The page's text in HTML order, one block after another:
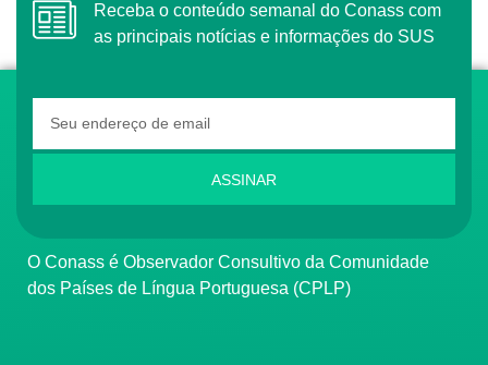
Receba o conteúdo semanal do Conass com
as principais notícias e informações do SUS
ASSINAR
O Conass é Observador Consultivo da Comunidade
dos Países de Língua Portuguesa (CPLP)